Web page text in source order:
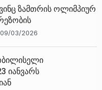
ზამთრის ოლიმპიურ
09/03/2026
იანვარს